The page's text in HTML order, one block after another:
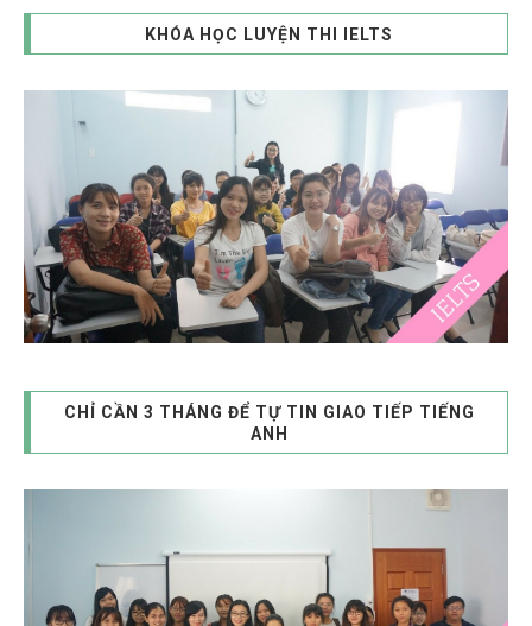
KHÓA HỌC LUYỆN THI IELTS
CHỈ CẦN 3 THÁNG ĐỂ TỰ TIN GIAO TIẾP TIẾNG
ANH